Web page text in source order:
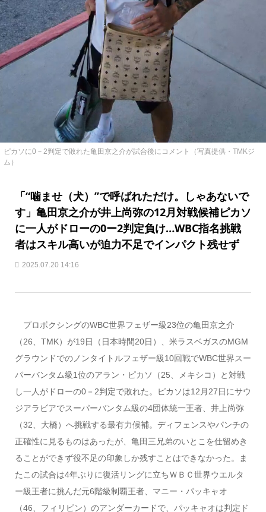
ピカソに0－2判定で敗れた亀田京之介が試合後にコメント（写真提供・TMKジ
ム）
「“噛ませ（犬）”で呼ばれただけ。しゃあないで
す」亀田京之介が井上尚弥の12月対戦候補ピカソ
に一人がドローの0ー2判定負け…WBC指名挑戦
者はスキル高いが迫力不足でインパクト残せず
2025.07.20 14:16
プロボクシングのWBC世界フェザー級23位の亀田京之介
（26、TMK）が19日（日本時間20日）、米ラスベガスのMGM
グラウンドでのノンタイトルフェザー級10回戦でWBC世界スー
パーバンタム級1位のアラン・ピカソ（25、メキシコ）と対戦
し一人がドローの0－2判定で敗れた。ピカソは12月27日にサウ
ジアラビアでスーパーバンタム級の4団体統一王者、井上尚弥
（32、大橋）へ挑戦する最有力候補。ディフェンスやパンチの
正確性に見るものはあったが、亀田三兄弟のいとこを仕留めき
ることができず役不足の印象しか残すことはできなかった。ま
たこの試合は4年ぶりに復活リングに立ちＷＢＣ世界ウエルタ
ー級王者に挑んだ元6階級制覇王者、マニー・パッキャオ
（46、フィリピン）のアンダーカードで、パッキャオは判定ド